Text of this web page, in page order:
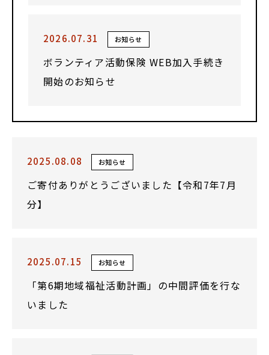
2026.07.31 お知らせ
ボランティア活動保険 WEB加入手続き
開始のお知らせ
2025.08.08 お知らせ
ご寄付ありがとうございました【令和7年7月
分】
2025.07.15 お知らせ
「第6期地域福祉活動計画」の中間評価を行な
いました